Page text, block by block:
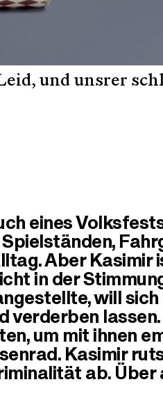
und unsrer
eines
Aber Kasimir
in der
will
verderben
um mit ihnen
Kasimir
ab. Über